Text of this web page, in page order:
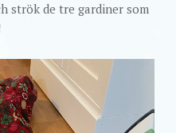
strök de tre gardiner som